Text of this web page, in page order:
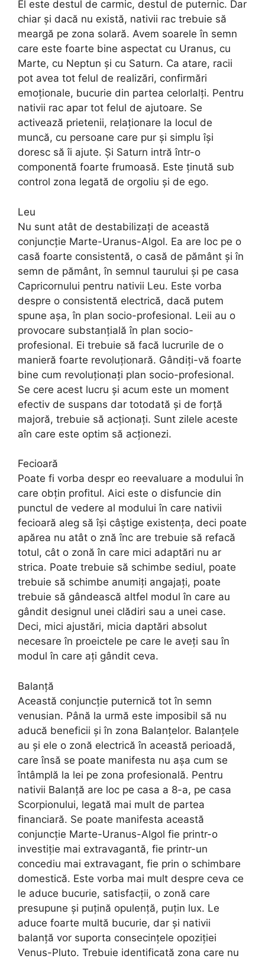
El este destul de carmic, destul de puternic. Dar
chiar și dacă nu există, nativii rac trebuie să
meargă pe zona solară. Avem soarele în semn
care este foarte bine aspectat cu Uranus, cu
Marte, cu Neptun și cu Saturn. Ca atare, racii
pot avea tot felul de realizări, confirmări
emoționale, bucurie din partea celorlalți. Pentru
nativii rac apar tot felul de ajutoare. Se
activează prietenii, relaționare la locul de
muncă, cu persoane care pur și simplu își
doresc să îi ajute. Și Saturn intră într-o
componentă foarte frumoasă. Este ținută sub
control zona legată de orgoliu și de ego.
Leu
Nu sunt atât de destabilizați de această
conjuncție Marte-Uranus-Algol. Ea are loc pe o
casă foarte consistentă, o casă de pământ și în
semn de pământ, în semnul taurului și pe casa
Capricornului pentru nativii Leu. Este vorba
despre o consistentă electrică, dacă putem
spune așa, în plan socio-profesional. Leii au o
provocare substanțială în plan socio-
profesional. Ei trebuie să facă lucrurile de o
manieră foarte revoluționară. Gândiți-vă foarte
bine cum revoluționați plan socio-profesional.
Se cere acest lucru și acum este un moment
efectiv de suspans dar totodată și de forță
majoră, trebuie să acționați. Sunt zilele aceste
aîn care este optim să acționezi.
Fecioară
Poate fi vorba despr eo reevaluare a modului în
care obțin profitul. Aici este o disfuncie din
punctul de vedere al modului în care nativii
fecioară aleg să își câștige existența, deci poate
apărea nu atât o znă înc are trebuie să refacă
totul, cât o zonă în care mici adaptări nu ar
strica. Poate trebuie să schimbe sediul, poate
trebuie să schimbe anumiți angajați, poate
trebuie să gândească altfel modul în care au
gândit designul unei clădiri sau a unei case.
Deci, mici ajustări, micia daptări absolut
necesare în proeictele pe care le aveți sau în
modul în care ați gândit ceva.
Balanță
Această conjuncție puternică tot în semn
venusian. Până la urmă este imposibil să nu
aducă beneficii și în zona Balanțelor. Balanțele
au și ele o zonă electrică în această perioadă,
care însă se poate manifesta nu așa cum se
întâmplă la lei pe zona profesională. Pentru
nativii Balanță are loc pe casa a 8-a, pe casa
Scorpionului, legată mai mult de partea
financiară. Se poate manifesta această
conjuncție Marte-Uranus-Algol fie printr-o
investiție mai extravagantă, fie printr-un
concediu mai extravagant, fie prin o schimbare
domestică. Este vorba mai mult despre ceva ce
le aduce bucurie, satisfacții, o zonă care
presupune și puțină opulență, puțin lux. Le
aduce foarte multă bucurie, dar și nativii
balanță vor suporta consecințele opoziției
Venus-Pluto. Trebuie identificată zona care nu